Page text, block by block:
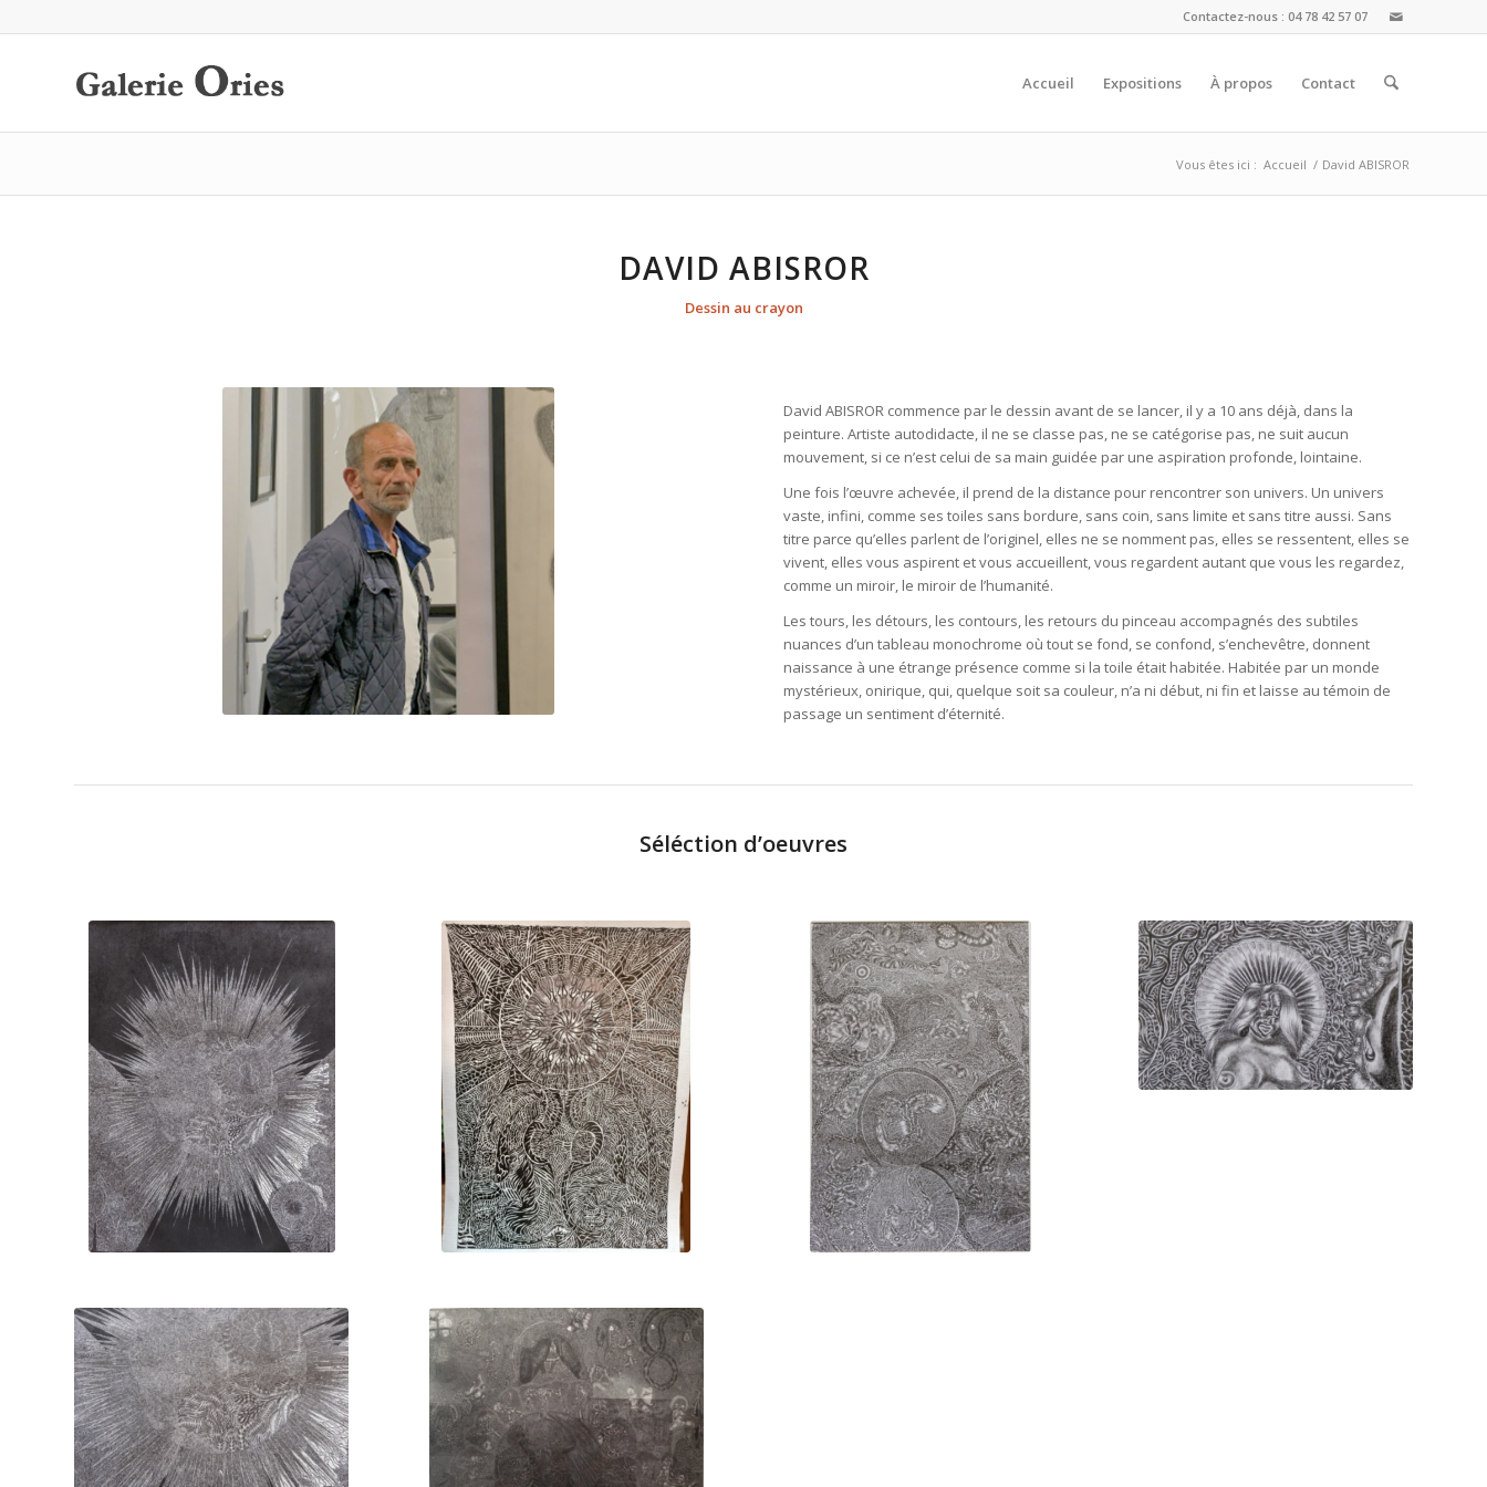
Contactez-nous : 04 78 42 57 07
Accueil Expositions À propos Contact
Vous êtes ici : Accueil / David ABISROR
DAVID ABISROR
Dessin au crayon
David ABISROR commence par le dessin avant de se lancer, il y a 10 ans déjà, dans la
peinture. Artiste autodidacte, il ne se classe pas, ne se catégorise pas, ne suit aucun
mouvement, si ce n’est celui de sa main guidée par une aspiration profonde, lointaine.
Une fois l’œuvre achevée, il prend de la distance pour rencontrer son univers. Un univers
vaste, infini, comme ses toiles sans bordure, sans coin, sans limite et sans titre aussi. Sans
titre parce qu’elles parlent de l’originel, elles ne se nomment pas, elles se ressentent, elles se
vivent, elles vous aspirent et vous accueillent, vous regardent autant que vous les regardez,
comme un miroir, le miroir de l’humanité.
Les tours, les détours, les contours, les retours du pinceau accompagnés des subtiles
nuances d’un tableau monochrome où tout se fond, se confond, s’enchevêtre, donnent
naissance à une étrange présence comme si la toile était habitée. Habitée par un monde
mystérieux, onirique, qui, quelque soit sa couleur, n’a ni début, ni fin et laisse au témoin de
passage un sentiment d’éternité.
Séléction d’oeuvres